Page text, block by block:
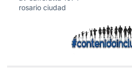
rosario ciudad